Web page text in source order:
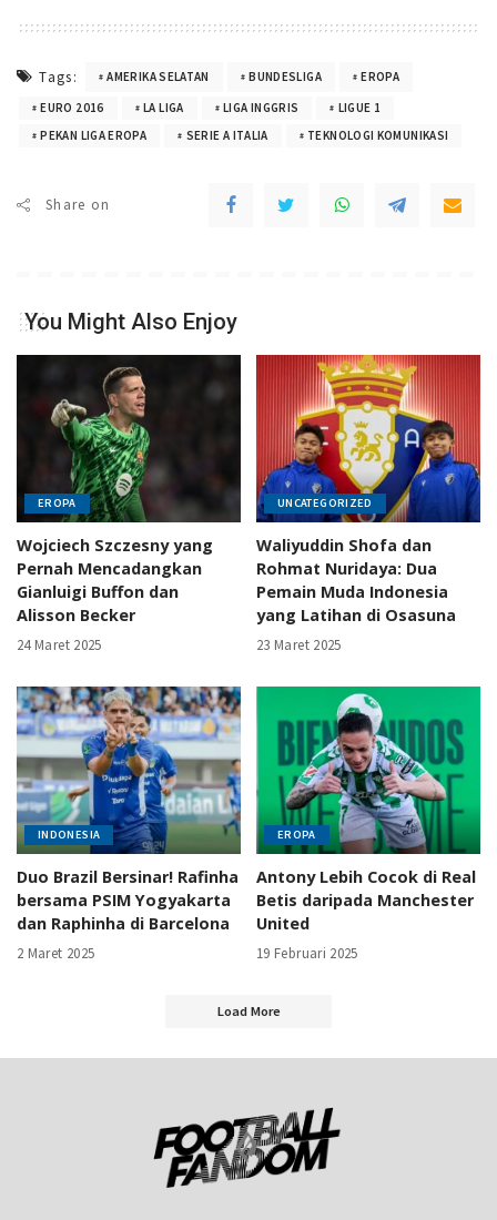
Tags: AMERIKA SELATAN BUNDESLIGA
EROPA
EURO 2016
LA LIGA LIGA INGGRIS
LIGUE 1
PEKAN LIGA EROPA
SERIE A ITALIA TEKNOLOGI KOMUNIKASI
Share on
You Might Also Enjoy
EROPA
Wojciech Szczesny yang
Pernah Mencadangkan
Gianluigi Buffon dan
Alisson Becker
24 Maret 2025
UNCATEGORIZED
Waliyuddin Shofa dan
Rohmat Nuridaya: Dua
Pemain Muda Indonesia
yang Latihan di Osasuna
23 Maret 2025
INDONESIA
Duo Brazil Bersinar! Rafinha
bersama PSIM Yogyakarta
dan Raphinha di Barcelona
2 Maret 2025
EROPA
Antony Lebih Cocok di Real
Betis daripada Manchester
United
19 Februari 2025
Load More